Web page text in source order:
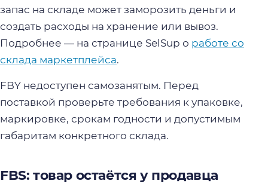
запас на складе может заморозить деньги и
создать расходы на хранение или вывоз.
Подробнее — на странице SelSup о работе со
склада маркетплейса.
FBY недоступен самозанятым. Перед
поставкой проверьте требования к упаковке,
маркировке, срокам годности и допустимым
габаритам конкретного склада.
FBS: товар остаётся у продавца